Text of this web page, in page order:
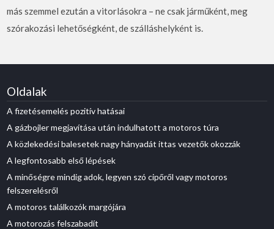
más szemmel ezután a vitorlásokra – ne csak járműként, meg
szórakozási lehetőségként, de szálláshelyként is.
Oldalak
A fizetésemelés pozitív hatásai
A gázbojler megjavítása után indulhatott a motoros túra
A közlekedési balesetek nagy hányadát ittas vezetők okozzák
A legfontosabb első lépések
A minőségre mindig adok, legyen szó cipőről vagy motoros
felszerelésről
A motoros találkozók margójára
A motorozás felszabadít